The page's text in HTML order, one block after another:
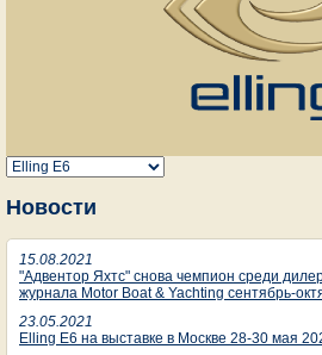
Новости
15.08.2021
"Адвентор Яхтс" снова чемпион среди
журнала Motor Boat & Yachting сентябрь-
23.05.2021
Elling E6 на выставке в Москве 28-30 мая